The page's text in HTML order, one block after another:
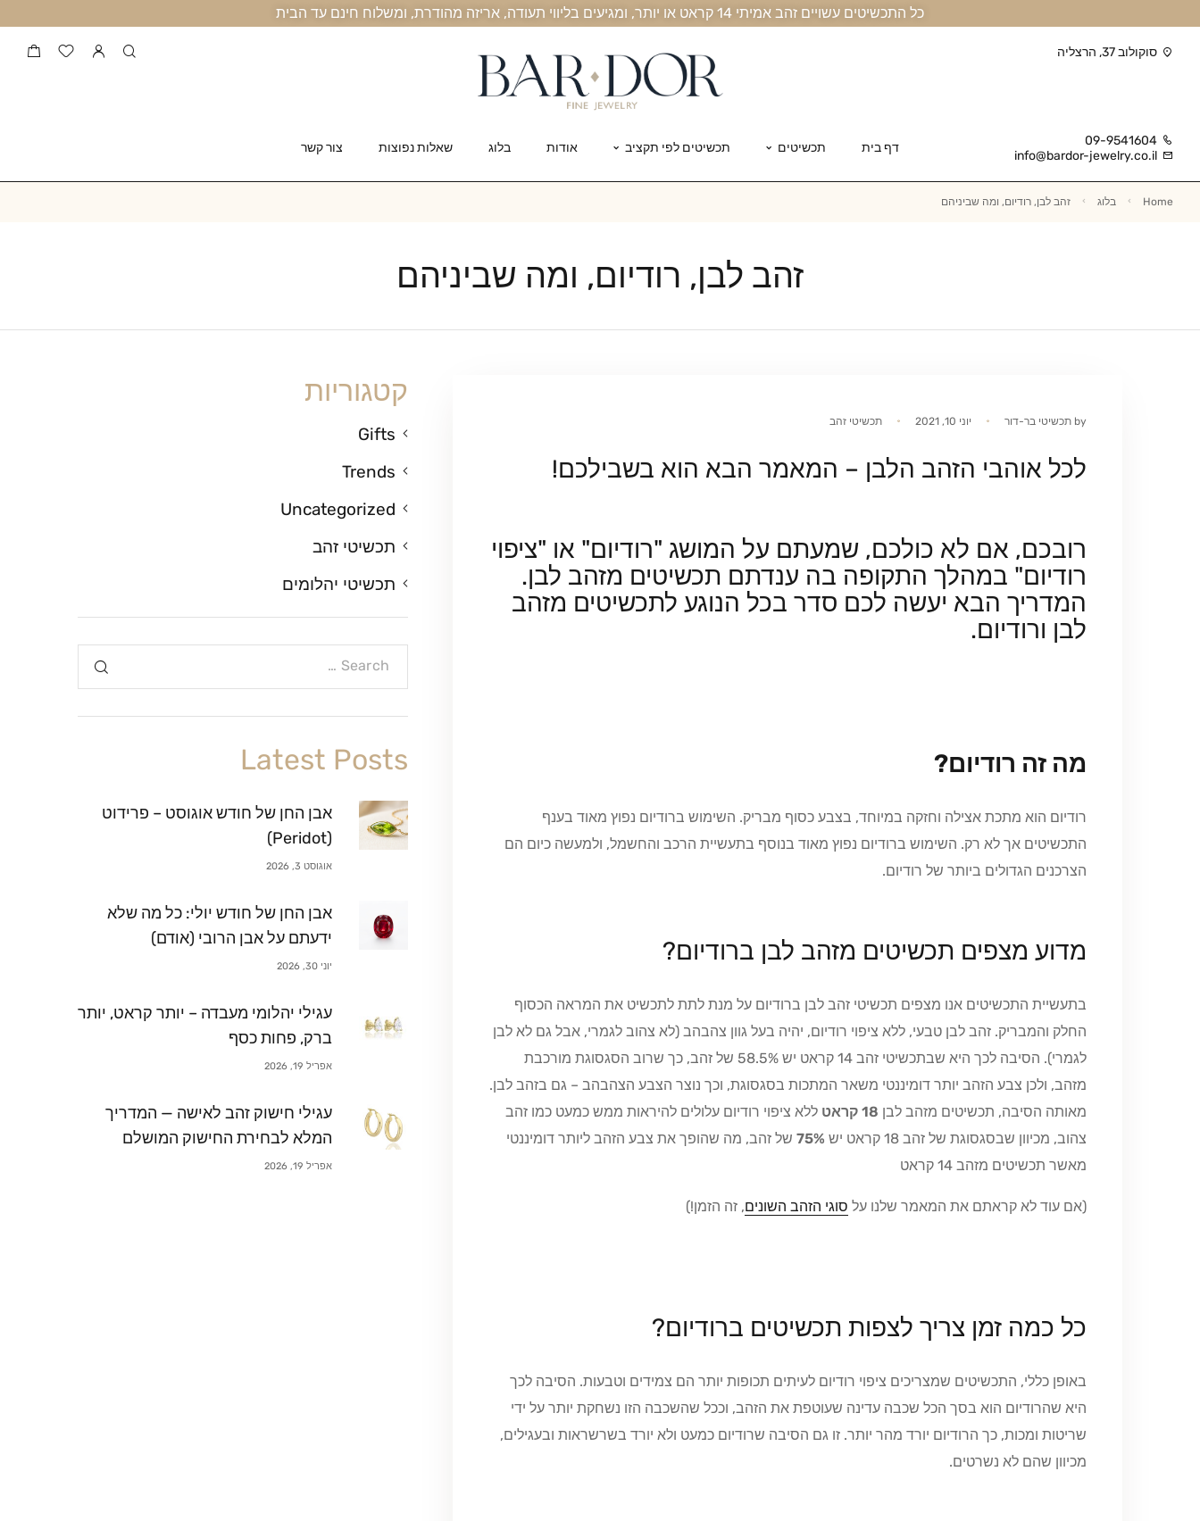
כל התכשיטים עשויים זהב אמיתי 14 קראט או יותר, ומגיעים בליווי תעודה, אריזה מהודרת, ומשלוח חינם עד הבית
סוקולוב 37, הרצליה
09-9541604
info@bardor-jewelry.co.il
דף בית תכשיטים תכשיטים לפי תקציב אודות בלוג שאלות נפוצות צור קשר
Home בלוג זהב לבן, רודיום, ומה שביניהם
זהב לבן, רודיום, ומה שביניהם
by תכשיטי בר-דור יוני 10, 2021 תכשיטי זהב
לכל אוהבי הזהב הלבן – המאמר הבא הוא בשבילכם!
רובכם, אם לא כולכם, שמעתם על המושג "רודיום" או "ציפוי
רודיום" במהלך התקופה בה ענדתם תכשיטים מזהב לבן.
המדריך הבא יעשה לכם סדר בכל הנוגע לתכשיטים מזהב
לבן ורודיום.
מה זה רודיום?
רודיום הוא מתכת אצילה וחזקה במיוחד, בצבע כסוף מבריק. השימוש ברודיום נפוץ מאוד בענף
התכשיטים אך לא רק. השימוש ברודיום נפוץ מאוד בנוסף בתעשיית הרכב והחשמל, ולמעשה כיום הם
הצרכנים הגדולים ביותר של רודיום.
מדוע מצפים תכשיטים מזהב לבן ברודיום?
בתעשיית התכשיטים אנו מצפים תכשיטי זהב לבן ברודיום על מנת לתת לתכשיט את המראה הכסוף
החלק והמבריק. זהב לבן טבעי, ללא ציפוי רודיום, יהיה בעל גוון צהבהב (לא צהוב לגמרי, אבל גם לא לבן
לגמרי). הסיבה לכך היא שבתכשיטי זהב 14 קראט יש 58.5% של זהב, כך שרוב הסגסוגת מורכבת
מזהב, ולכן צבע הזהב יותר דומיננטי משאר המתכות בסגסוגת, וכך נוצר הצבע הצהבהב – גם בזהב לבן.
מאותה הסיבה, תכשיטים מזהב לבן 18 קראט
ללא ציפוי רודיום עלולים להיראות ממש כמעט כמו זהב
צהוב, מכיוון שבסגסוגת של זהב 18 קראט יש
75% של זהב, מה שהופך את צבע הזהב ליותר דומיננטי
מאשר תכשיטים מזהב 14 קראט
(אם עוד לא קראתם את המאמר שלנו על סוגי הזהב השונים, זה הזמן!)
כל כמה זמן צריך לצפות תכשיטים ברודיום?
באופן כללי, התכשיטים שמצריכים ציפוי רודיום לעיתים תכופות יותר הם צמידים וטבעות. הסיבה לכך
היא שהרודיום הוא בסך הכל שכבה עדינה שעוטפת את הזהב, וככל שהשכבה הזו נשחקת יותר על ידי
שריטות ומכות, כך הרודיום יורד מהר יותר. זו גם הסיבה שרודיום כמעט ולא יורד בשרשראות ובעגילים,
מכיוון שהם לא נשרטים.
קטגוריות
Gifts
Trends
Uncategorized
תכשיטי זהב
תכשיטי יהלומים
Latest Posts
אבן החן של חודש אוגוסט – פרידוט
(Peridot)
אוגוסט 3, 2026
אבן החן של חודש יולי: כל מה שלא
ידעתם על אבן הרובי (אודם)
יוני 30, 2026
עגילי יהלומי מעבדה – יותר קראט, יותר
ברק, פחות כסף
אפריל 19, 2026
עגילי חישוק זהב לאישה — המדריך
המלא לבחירת החישוק המושלם
אפריל 19, 2026